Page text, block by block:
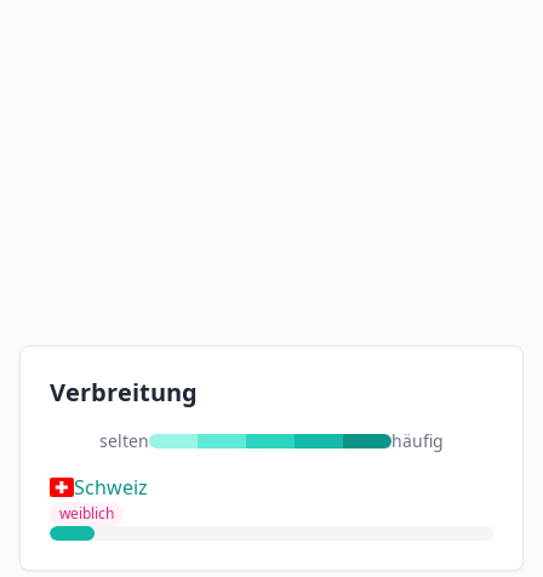
Verbreitung
selten häufig
Schweiz
weiblich